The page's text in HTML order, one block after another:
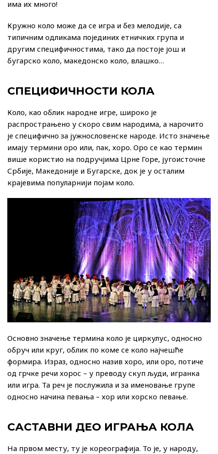
има их много!
Кружно коло може да се игра и без мелодије, са
типичним одликама појединих етничких група и
другим специфичностима, тако да постоје још и
бугарско коло, македонско коло, влашко…
СПЕЦИФИЧНОСТИ КОЛА
Коло, као облик народне игре, широко је
распрострањено у скоро свим народима, а нарочито
је специфично за јужнословенске народе. Исто значење
имају термини оро или, пак, хоро. Оро се као термин
више користио на подручјима Црне Горе, југоисточне
Србије, Македоније и Бугарске, док је у осталим
крајевима популарнији појам коло.
Основно значење термина коло је циркулус, односно
обруч или круг, облик по коме се коло најчешће
формира. Израз, односно назив хоро, или оро, потиче
од грчке речи хорос – у преводу скуп људи, игранка
или игра. Та реч је послужила и за именовање групе
односно начина певања – хор или хорско певање.
САСТАВНИ ДЕО ИГРАЊА КОЛА
На првом месту, ту је кореографија. То је, у народу,